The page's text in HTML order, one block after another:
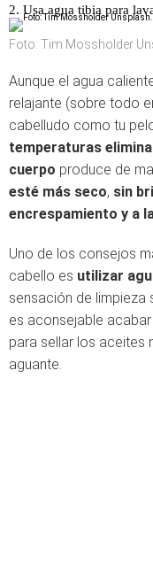
2. Usa agua tibia para
Foto: Tim Mossholder
Aunque el agua
relajante (sobre todo
cabelludo como tu
temperaturas
cuerpo produce de
esté más seco, sin
encrespamiento y a
Uno de los consejos
cabello es utilizar
sensación de limpieza
es aconsejable acabar
para sellar los aceites
aguante.